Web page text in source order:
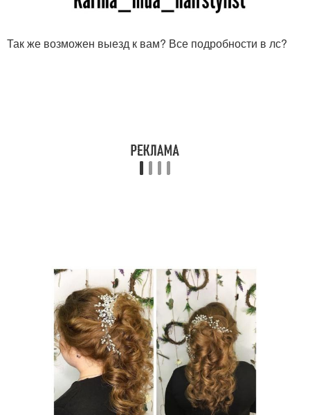
Так же возможен выезд к вам? Все подробности в лс?